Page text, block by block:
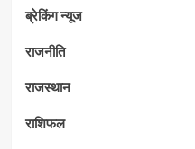
ब्रेकिंग न्यूज
राजनीति
राजस्थान
राशिफल